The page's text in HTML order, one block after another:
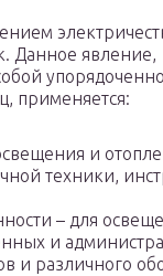
Данное явление,
применяется:
и
техники,
– для
и
и различного